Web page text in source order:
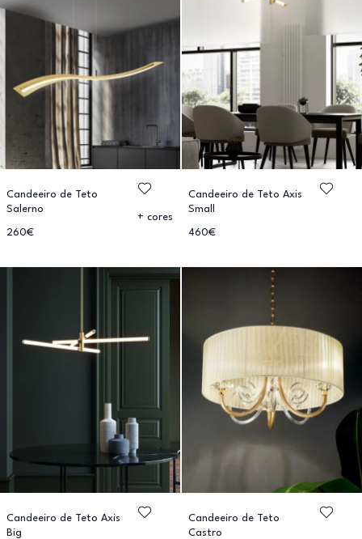
Candeeiro de Teto
Salerno
260€
+ cores
Candeeiro de Teto Axis
Small
460€
Candeeiro de Teto Axis
Big
Candeeiro de Teto
Castro